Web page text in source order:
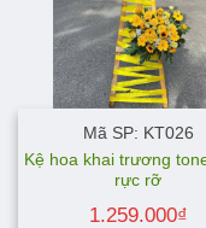
Mã SP: KT026
Kệ hoa khai trương
rực rỡ
1.259.000₫